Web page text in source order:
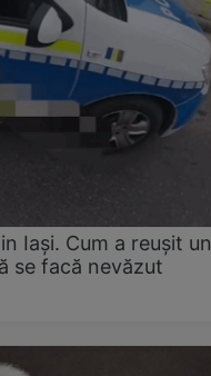
Iași. Cum a reușit un
se facă nevăzut